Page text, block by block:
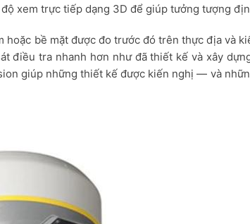
xem trực tiếp dạng 3D để giúp tưởng tượng
bề mặt được đo trước đó trên thực địa và
điều tra nhanh hơn như đã thiết kế và xây
giúp những thiết kế được kiến nghị — và